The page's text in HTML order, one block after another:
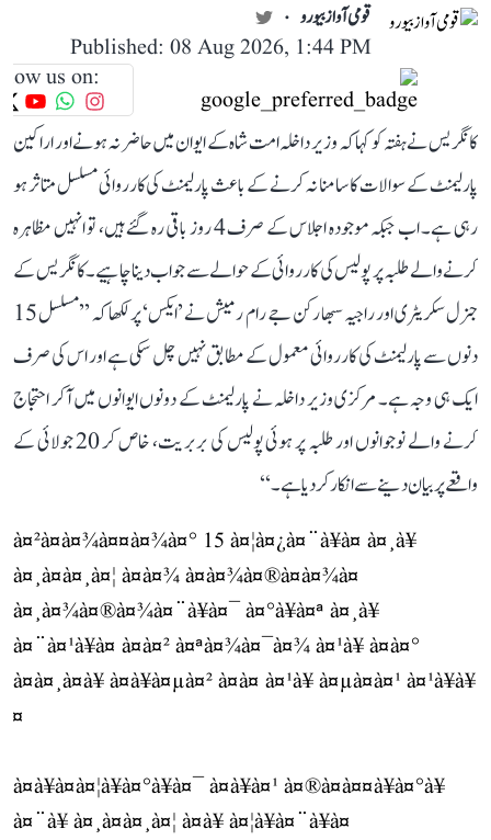
قومی آواز بیورو
Published: 08 Aug 2026, 1:44 PM
us on:
کانگریس نے ہفتہ کو کہا کہ وزیر داخلہ امت شاہ کے ایوان میں حاضر نہ ہونے اور اراکین
پارلیمنٹ کے سوالات کا سامنا نہ کرنے کے باعث پارلیمنٹ کی کارروائی مسلسل متاثر ہو
رہی ہے۔ اب جبکہ موجودہ اجلاس کے صرف 4 روز باقی رہ گئے ہیں، تو انہیں مظاہرہ
کرنے والے طلبہ پر پولیس کی کارروائی کے حوالے سے جواب دینا چاہیے۔ کانگریس کے
جنرل سکریٹری اور راجیہ سبھا رکن جے رام رمیش نے ’ایکس‘ پر لکھا کہ ’’مسلسل 15
دنوں سے پارلیمنٹ کی کارروائی معمول کے مطابق نہیں چل سکی ہے اور اس کی صرف
ایک ہی وجہ ہے۔ مرکزی وزیر داخلہ نے پارلیمنٹ کے دونوں ایوانوں میں آکر احتجاج
کرنے والے نوجوانوں اور طلبہ پر ہوئی پولیس کی بربریت، خاص کر 20 جولائی کے
واقعے پر بیان دینے سے انکار کر دیا ہے۔‘‘
à¤²à¤à¤¾à¤¤à¤¾à¤° 15 à¤¦à¤¿à¤¨à¥à¤ à¤¸à¥
à¤¸à¤à¤¸à¤¦ à¤à¤¾ à¤à¤¾à¤®à¤à¤¾à¤
à¤¸à¤¾à¤®à¤¾à¤¨à¥à¤¯ à¤°à¥à¤ª à¤¸à¥
à¤¨à¤¹à¥à¤ à¤à¤² à¤ªà¤¾à¤¯à¤¾ à¤¹à¥ à¤à¤°
à¤à¤¸à¤à¥ à¤à¥à¤µà¤² à¤à¤ à¤¹à¥ à¤µà¤à¤¹ à¤¹à¥à¥
¤
à¤à¥à¤à¤¦à¥à¤°à¥à¤¯ à¤à¥à¤¹ à¤®à¤à¤¤à¥à¤°à¥
à¤¨à¥ à¤¸à¤à¤¸à¤¦ à¤à¥ à¤¦à¥à¤¨à¥à¤